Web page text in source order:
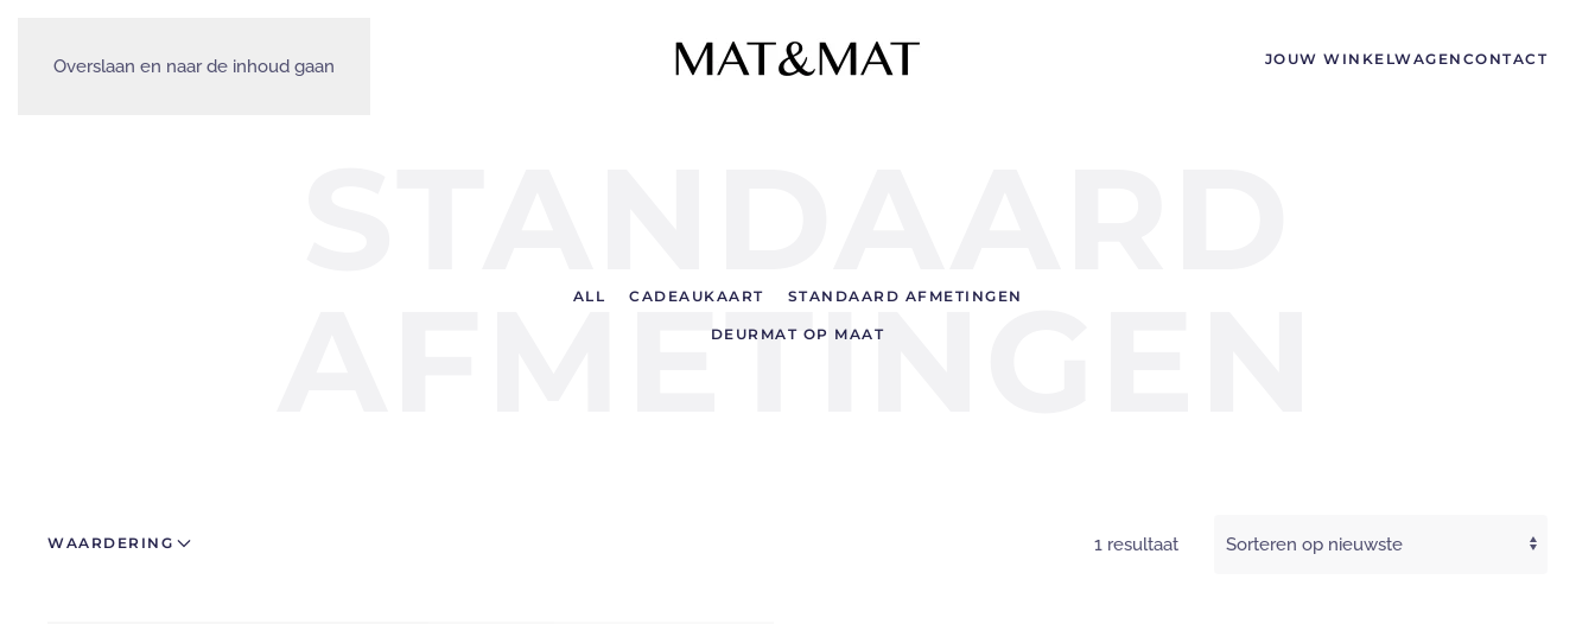
Overslaan en naar de inhoud gaan
STANDAARD MATEN MAATWERK JOUW WINKELWAGEN CONTACT
AFMETINGEN
ALL CADEAUKAART STANDAARD AFMETINGEN
DEURMAT OP MAAT
WAARDERING 1 resultaat